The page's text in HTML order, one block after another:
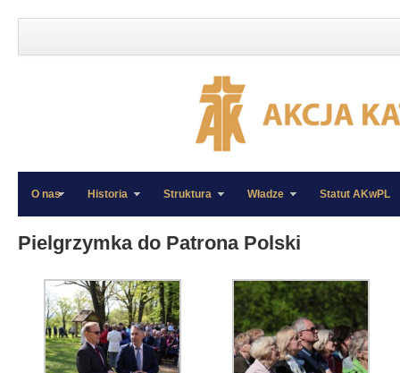
»
»
O nas Historia Struktura Władze Statut AKwPL
Pielgrzymka do Patrona Polski